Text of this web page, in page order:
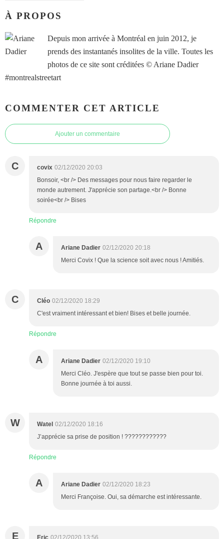
À PROPOS
Depuis mon arrivée à Montréal en juin 2012, je
prends des instantanés insolites de la ville. Toutes les
photos de ce site sont créditées © Ariane Dadier
#montrealstreetart
COMMENTER CET ARTICLE
Ajouter un commentaire
C covix 02/12/2020 20:03
Bonsoir, <br /> Des messages pour nous faire regarder le
monde autrement. J'apprécie son partage.<br /> Bonne
soirée<br /> Bises
Répondre
A Ariane Dadier 02/12/2020 20:18
Merci Covix ! Que la science soit avec nous ! Amitiés.
C Cléo 02/12/2020 18:29
C'est vraiment intéressant et bien! Bises et belle journée.
Répondre
A Ariane Dadier 02/12/2020 19:10
Merci Cléo. J'espère que tout se passe bien pour toi.
Bonne journée à toi aussi.
W Watel 02/12/2020 18:16
J’apprécie sa prise de position ! ????????????
Répondre
A Ariane Dadier 02/12/2020 18:23
Merci Françoise. Oui, sa démarche est intéressante.
E